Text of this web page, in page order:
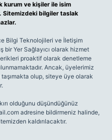
kurum ve kişiler ile isim
Sitemizdeki bilgiler taslak
Bilgi Teknolojileri ve İletişim
bir Yer Sağlayıcı olarak hizmet
proaktif olarak denetleme
Ancak, üyelerimiz
olup, siteye üye olarak
olduğunu düşündüğünüz
adresine bildirmeniz halinde,
kaldırılacaktır.